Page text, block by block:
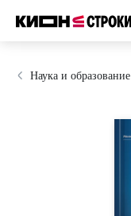
Наука и образование